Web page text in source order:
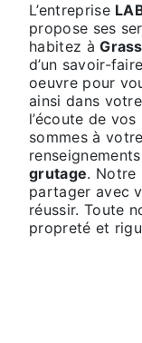
L’entreprise
propose ses
habitez à
d’un savoir-
oeuvre pour
ainsi dans
l’écoute de
sommes à
grutage. Notre
partager avec
réussir. Toute
propreté et